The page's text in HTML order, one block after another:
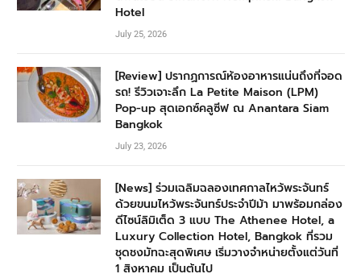
Hotel
July 25, 2026
[Review] ปรากฏการณ์ห้องอาหารแน่นถึงที่จอด
รถ! รีวิวเจาะลึก La Petite Maison (LPM)
Pop-up สุดเอกซ์คลูซีฟ ณ Anantara Siam
Bangkok
July 23, 2026
[News] ร่วมเฉลิมฉลองเทศกาลไหว้พระจันทร์
ด้วยขนมไหว้พระจันทร์ประจำปีม้า มาพร้อมกล่อง
ดีไซน์ลิมิเต็ด 3 แบบ The Athenee Hotel, a
Luxury Collection Hotel, Bangkok ที่รวม
ชุดชงมัทฉะสุดพิเศษ เริ่มวางจำหน่ายตั้งแต่วันที่
1 สิงหาคม เป็นต้นไป